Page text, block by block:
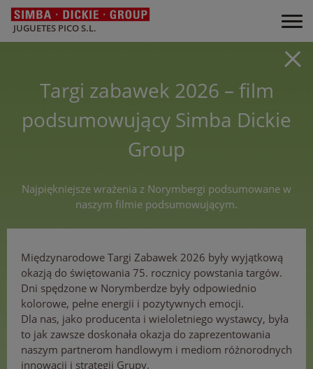
JUGUETES PICO S.L.
Targi zabawek 2026 – film
podsumowujący Simba Dickie
Group
Najpiękniejsze wrażenia z Norymbergi podsumowane w
naszym filmie podsumowującym.
Międzynarodowe Targi Zabawek 2026 były wyjątkową
okazją do świętowania 75. rocznicy powstania targów.
Dni spędzone w Norymberdze były odpowiednio
kolorowe, pełne energii i pozytywnych emocji.
Dla nas, jako producenta i wieloletniego wystawcy, była
to jak zawsze doskonała okazja do zaprezentowania
naszym partnerom handlowym i mediom różnorodnych
innowacji i strategii Grupy.